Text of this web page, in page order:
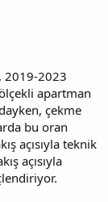
2019-2023
apartman
çekme
bu oran
açısıyla teknik
açısıyla